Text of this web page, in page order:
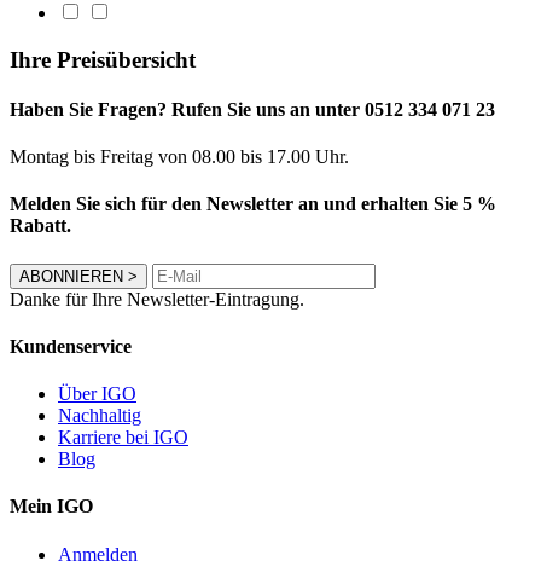
Ihre Preisübersicht
Haben Sie Fragen? Rufen Sie uns an unter 0512 334 071 23
Montag bis Freitag von 08.00 bis 17.00 Uhr.
Melden Sie sich für den Newsletter an und erhalten Sie 5 %
Rabatt.
ABONNIEREN >
Danke für Ihre Newsletter-Eintragung.
Kundenservice
Über IGO
Nachhaltig
Karriere bei IGO
Blog
Mein IGO
Anmelden